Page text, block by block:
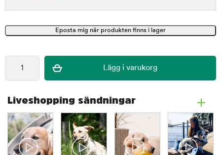
Liveshopping sändningar